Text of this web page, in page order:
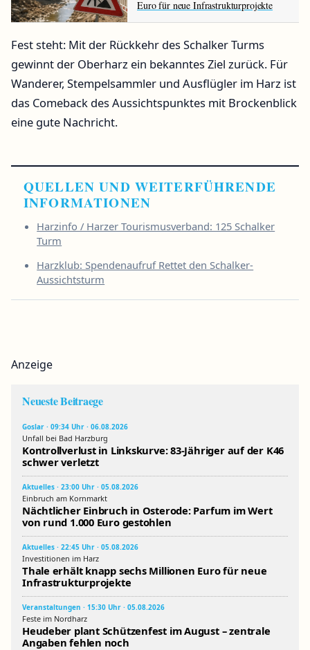
Euro für neue Infrastrukturprojekte
Fest steht: Mit der Rückkehr des Schalker Turms
gewinnt der Oberharz ein bekanntes Ziel zurück. Für
Wanderer, Stempelsammler und Ausflügler im Harz ist
das Comeback des Aussichtspunktes mit Brockenblick
eine gute Nachricht.
QUELLEN UND WEITERFÜHRENDE
INFORMATIONEN
Harzinfo / Harzer Tourismusverband: 125 Schalker
Turm
Harzklub: Spendenaufruf Rettet den Schalker-
Aussichtsturm
Anzeige
Neueste Beitraege
Goslar · 09:34 Uhr · 06.08.2026
Unfall bei Bad Harzburg
Kontrollverlust in Linkskurve: 83-Jähriger auf der K46
schwer verletzt
Aktuelles · 23:00 Uhr · 05.08.2026
Einbruch am Kornmarkt
Nächtlicher Einbruch in Osterode: Parfum im Wert
von rund 1.000 Euro gestohlen
Aktuelles · 22:45 Uhr · 05.08.2026
Investitionen im Harz
Thale erhält knapp sechs Millionen Euro für neue
Infrastrukturprojekte
Veranstaltungen · 15:30 Uhr · 05.08.2026
Feste im Nordharz
Heudeber plant Schützenfest im August – zentrale
Angaben fehlen noch